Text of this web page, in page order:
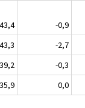
43,4
-0,9
43,3
-2,7
39,2
-0,3
35,9 0,0